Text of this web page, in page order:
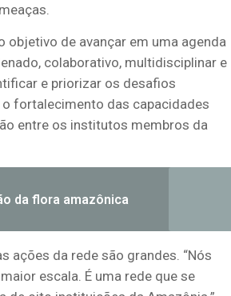
objetivo de avançar em uma agenda
colaborativo, multidisciplinar e
e priorizar os desafios
fortalecimento das capacidades
entre os institutos membros da
da flora amazônica
ações da rede são grandes. “Nós
escala. É uma rede que se